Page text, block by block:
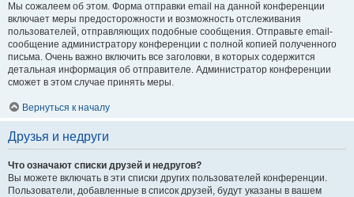
Мы сожалеем об этом. Форма отправки email на данной конференции
включает меры предосторожности и возможность отслеживания
пользователей, отправляющих подобные сообщения. Отправьте email-
сообщение администратору конференции с полной копией полученного
письма. Очень важно включить все заголовки, в которых содержится
детальная информация об отправителе. Администратор конференции
сможет в этом случае принять меры.
Вернуться к началу
Друзья и недруги
Что означают списки друзей и недругов?
Вы можете включать в эти списки других пользователей конференции.
Пользователи, добавленные в список друзей, будут указаны в вашем